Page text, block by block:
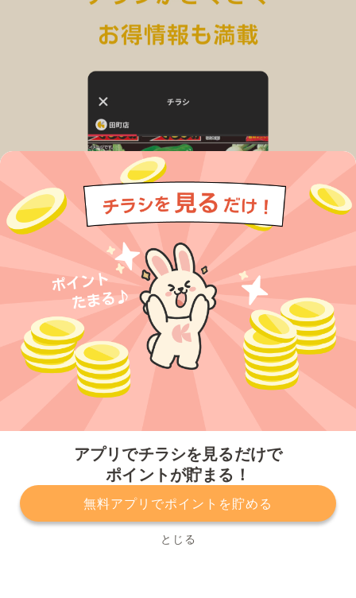
アプリでチラシを見るだけで
ポイントが貯まる！
無料アプリでポイントを貯める
とじる
プライバシーポリシー 利用規約
運営会社
サービスに関してのお問い合わせ